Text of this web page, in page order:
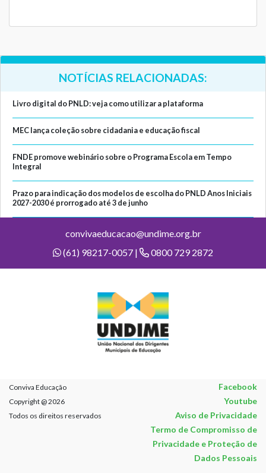
NOTÍCIAS RELACIONADAS:
Livro digital do PNLD: veja como utilizar a plataforma
MEC lança coleção sobre cidadania e educação fiscal
FNDE promove webinário sobre o Programa Escola em Tempo
Integral
Prazo para indicação dos modelos de escolha do PNLD Anos Iniciais
2027-2030 é prorrogado até 3 de junho
convivaeducacao@undime.org.br
(61) 98217-0057 |
0800 729 2872
Conviva Educação Facebook
Copyright @ 2026 Youtube
Todos os direitos reservados
Aviso de Privacidade
Termo de Compromisso de
Privacidade e Proteção de
Dados Pessoais